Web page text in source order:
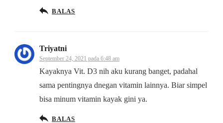
BALAS
Triyatni
September 24, 2021 pada 6:48 am
Kayaknya Vit. D3 nih aku kurang banget, padahal
sama pentingnya dnegan vitamin lainnya. Biar simpel
bisa minum vitamin kayak gini ya.
BALAS